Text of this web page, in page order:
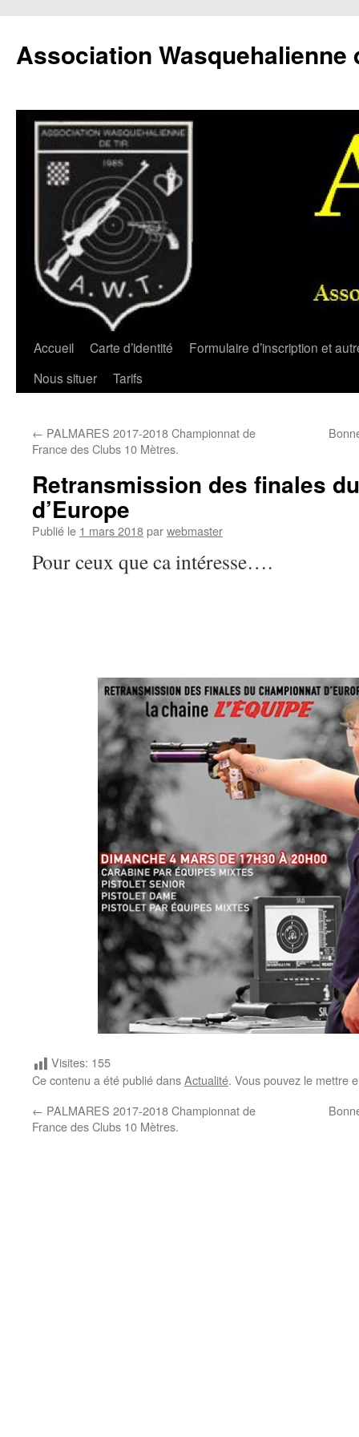
contenu
Association Wasquehalienne
Accueil Carte d’identité
Formulaire d’inscription et
Nous situer
Tarifs
← PALMARES 2017-2018 Championnat de
France des Clubs 10 Mètres.
Retransmission des finales
d’Europe
Publié le 1 mars 2018parwebmaster
Pour ceux que ca intéresse….
Visites: 155
Ce contenu a été publié dansActualité. Vous pouvez le mettre
← PALMARES 2017-2018 Championnat de
France des Clubs 10 Mètres.